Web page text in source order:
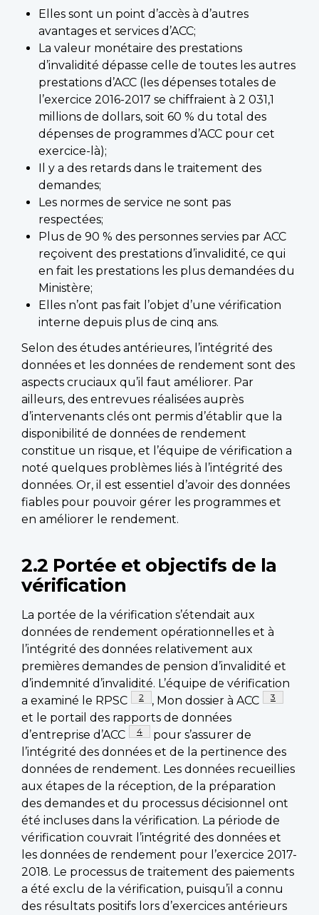
Elles sont un point d’accès à d’autres
avantages et services d’ACC;
La valeur monétaire des prestations
d’invalidité dépasse celle de toutes les autres
prestations d’ACC (les dépenses totales de
l’exercice 2016-2017 se chiffraient à 2 031,1
millions de dollars, soit 60 % du total des
dépenses de programmes d’ACC pour cet
exercice-là);
Il y a des retards dans le traitement des
demandes;
Les normes de service ne sont pas
respectées;
Plus de 90 % des personnes servies par ACC
reçoivent des prestations d’invalidité, ce qui
en fait les prestations les plus demandées du
Ministère;
Elles n’ont pas fait l’objet d’une vérification
interne depuis plus de cinq ans.
Selon des études antérieures, l’intégrité des
données et les données de rendement sont des
aspects cruciaux qu’il faut améliorer. Par
ailleurs, des entrevues réalisées auprès
d’intervenants clés ont permis d’établir que la
disponibilité de données de rendement
constitue un risque, et l’équipe de vérification a
noté quelques problèmes liés à l’intégrité des
données. Or, il est essentiel d’avoir des données
fiables pour pouvoir gérer les programmes et
en améliorer le rendement.
2.2 Portée et objectifs de la
vérification
La portée de la vérification s’étendait aux
données de rendement opérationnelles et à
l’intégrité des données relativement aux
premières demandes de pension d’invalidité et
d’indemnité d’invalidité. L’équipe de vérification
a examiné le RPSC
Note de page
2 , Mon dossier à ACC Note de
3
et le portail des rapports de données
d’entreprise d’ACC
Note de page
4
pour s’assurer de
l’intégrité des données et de la pertinence des
données de rendement. Les données recueillies
aux étapes de la réception, de la préparation
des demandes et du processus décisionnel ont
été incluses dans la vérification. La période de
vérification couvrait l’intégrité des données et
les données de rendement pour l’exercice 2017-
2018. Le processus de traitement des paiements
a été exclu de la vérification, puisqu’il a connu
des résultats positifs lors d’exercices antérieurs